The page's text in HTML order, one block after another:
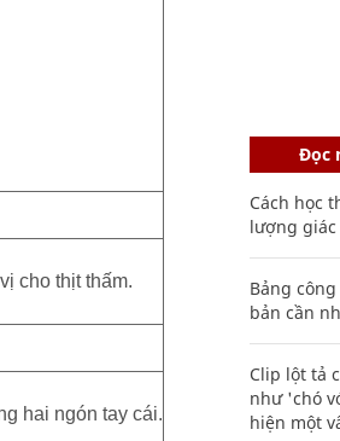
cho thịt thấm.
hai ngón tay cái.
Đọc
Cách học
lượng
Bảng
bản cần
Clip lột tả
như 'chó
hiện một